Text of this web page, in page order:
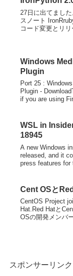
27日に出てまし
スノート
コード変更とリリ
Windows
Plugin
Port 25 :
Plugin -
if you are using
WSL in
18945
A new Windows
released, and it
press features for
Cent OSと
CentOS Project
Hat.Red Hatと
OSの開発メンバ
スポンサーリンク